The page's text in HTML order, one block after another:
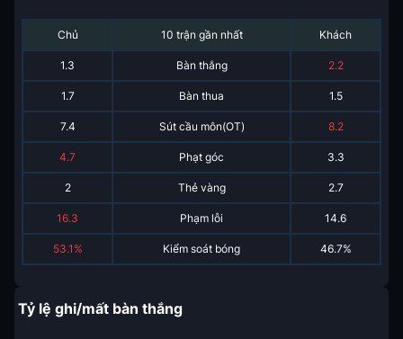
Chủ 10 trận gần nhất Khách
1.3 Bàn thắng 2.2
1.7 Bàn thua 1.5
7.4 Sút cầu môn(OT) 8.2
4.7 Phạt góc 3.3
2 Thẻ vàng 2.7
16.3 Phạm lỗi 14.6
53.1% Kiểm soát bóng 46.7%
Tỷ lệ ghi/mất bàn thắng